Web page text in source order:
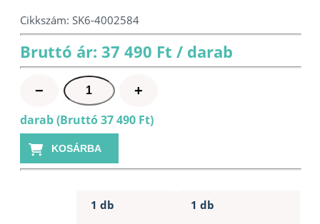
Cikkszám: SK6-4002584
Bruttó ár: 37 490 Ft / darab
−
Milesi
XGC
43M
kültéri
vizes
fedőlakk
mennyiség
+
darab (Bruttó 37 490 Ft)
KOSÁRBA
1 db
1 db